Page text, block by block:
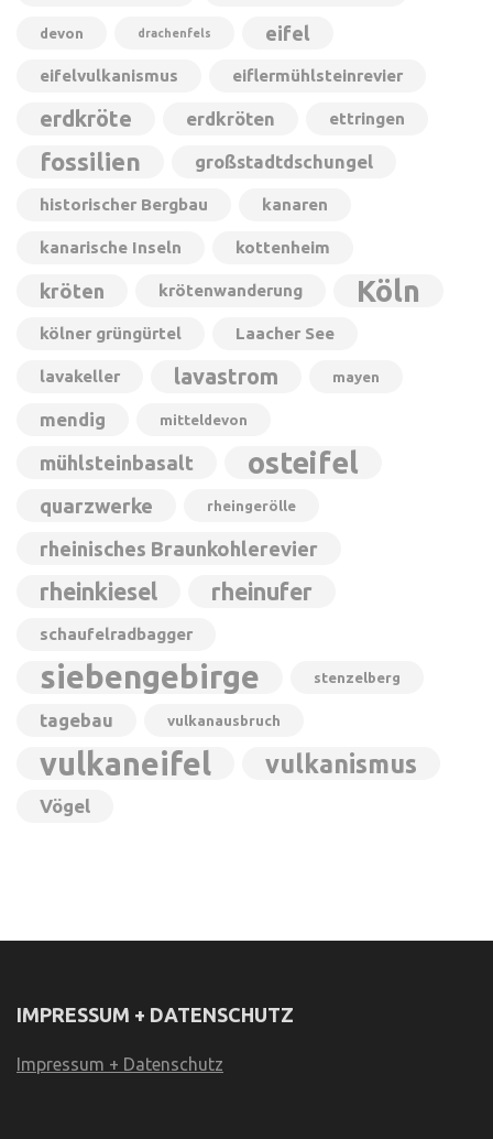
devon drachenfels eifel
eifelvulkanismus eiflermühlsteinrevier
erdkröte erdkröten ettringen
fossilien großstadtdschungel
historischer Bergbau kanaren
kanarische Inseln kottenheim
kröten krötenwanderung Köln
kölner grüngürtel Laacher See
lavakeller lavastrom mayen
mendig mitteldevon
mühlsteinbasalt osteifel
quarzwerke rheingerölle
rheinisches Braunkohlerevier
rheinkiesel rheinufer
schaufelradbagger
siebengebirge stenzelberg
tagebau vulkanausbruch
vulkaneifel vulkanismus
Vögel
IMPRESSUM + DATENSCHUTZ
Impressum + Datenschutz